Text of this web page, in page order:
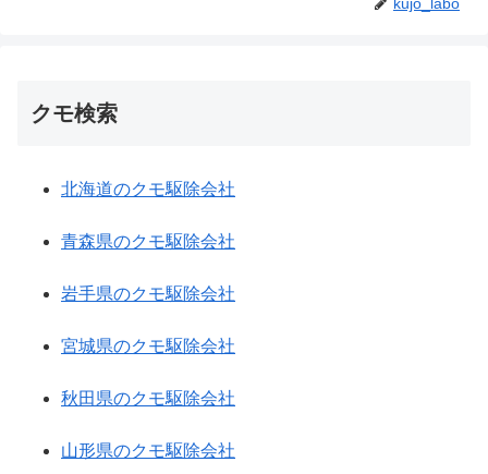
クモ検索
北海道のクモ駆除会社
青森県のクモ駆除会社
岩手県のクモ駆除会社
宮城県のクモ駆除会社
秋田県のクモ駆除会社
山形県のクモ駆除会社